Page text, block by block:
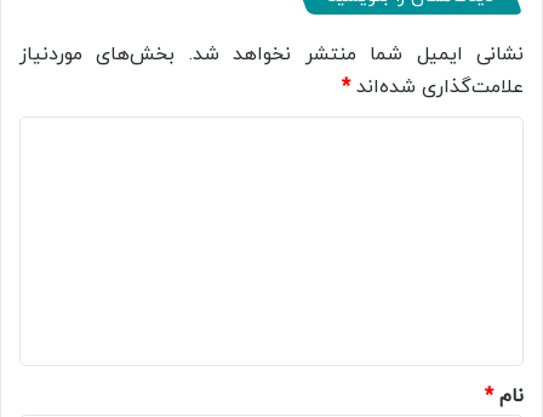
نشانی ایمیل شما منتشر نخواهد شد. بخش‌های موردنیاز
علامت‌گذاری شده‌اند*
نام*